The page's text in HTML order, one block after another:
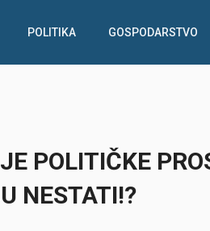
POLITIKA GOSPODARSTVO
POLITIČKE
NESTATI!?